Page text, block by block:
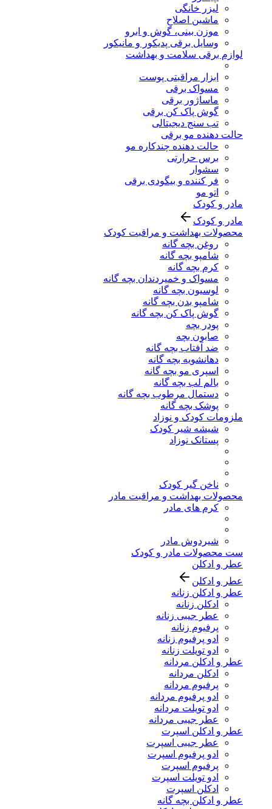
لیزر خانگی
ماشین اصلاح
موزن بینی، گوش و ابرو
وسایل برقی پدیکور و مانیکور
لوازم برقی سلامت و بهداشت
ابزار مراقبتی پوست
مسواک برقی
ماساژور برقی
گوش پاک کن برقی
تب سنج دیجیتالی
حالت دهنده مو برقی
حالت دهنده چندکاره مو
برس حرارتی
سشوار
فر کننده و بیگودی برقی
اتو مو
مادر و کودک
مادر و کودک
محصولات بهداشت و مراقبت کودک
روغن بچه گانه
شامپو بچه گانه
کرم بچه گانه
مسواک و خمیردندان بچه گانه
لوسیون بچه گانه
شامپو بدن بچه گانه
گوش پاک کن بچه گانه
پودر بچه
صابون بچه
ضد آفتاب بچه گانه
دهانشویه بچه گانه
اسپری مو بچه گانه
بالم لب بچه گانه
دستمال مرطوب بچه گانه
پوشک بچه گانه
ملزومات کودک و نوزاد
شیشه شیر کودک
پستانک نوزاد
ناخن گیر کودک
محصولات بهداشت و مراقبت مادر
کرم های مادر
شیردوش مادر
ست محصولات مادر و کودک
عطر و ادکلن
عطر و ادکلن
عطر و ادکلن زنانه
ادکلن زنانه
عطر جیبی زنانه
پرفیوم زنانه
ادو پرفیوم زنانه
ادو تویلت زنانه
عطر و ادکلن مردانه
ادکلن مردانه
پرفیوم مردانه
ادو پرفیوم مردانه
ادو تویلت مردانه
عطر جیبی مردانه
عطر و ادکلن اسپرت
عطر جیبی اسپرت
ادو پرفیوم اسپرت
پرفیوم اسپرت
ادو تویلت اسپرت
ادکلن اسپرت
عطر و ادکلن بچه گانه